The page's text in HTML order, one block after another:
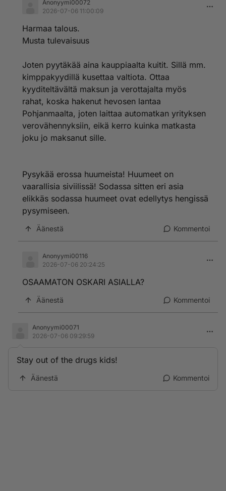
Anonyymi00072
2026-07-06 11:00:09
Harmaa talous.
Musta tulevaisuus
Joten pyytäkää aina kauppiaalta kuitit. Sillä mm.
kimppakyydillä kusettaa valtiota. Ottaa
kyyditeltävältä maksun ja verottajalta myös
rahat, koska hakenut hevosen lantaa
Pohjanmaalta, joten laittaa automatkan yrityksen
verovähennyksiin, eikä kerro kuinka matkasta
joku jo maksanut sille.
Pysykää erossa huumeista! Huumeet on
vaarallisia siviilissä! Sodassa sitten eri asia
elikkäs sodassa huumeet ovat edellytys hengissä
pysymiseen.
Äänestä Kommentoi
Anonyymi00116
2026-07-06 20:24:25
OSAAMATON OSKARI ASIALLA?
Äänestä Kommentoi
Anonyymi00071
2026-07-06 09:29:59
Stay out of the drugs kids!
Äänestä Kommentoi